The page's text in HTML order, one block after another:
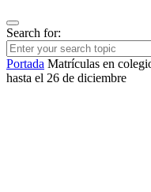
Search for:
Portada Matrículas en
hasta el 26 de diciembre